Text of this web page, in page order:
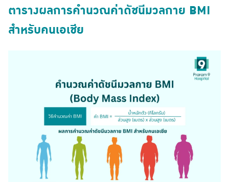
ตารางผลการคำนวณค่าดัชนีมวลกาย BMI
สำหรับคนเอเชีย